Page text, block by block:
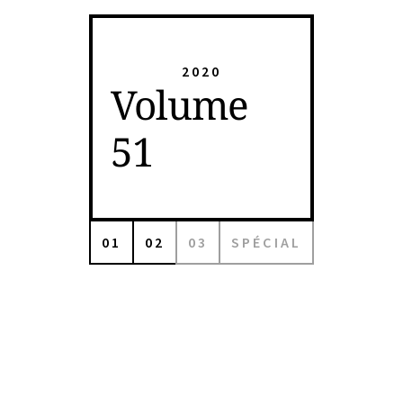
2020
Volume
51
01 02 03 SPÉCIAL